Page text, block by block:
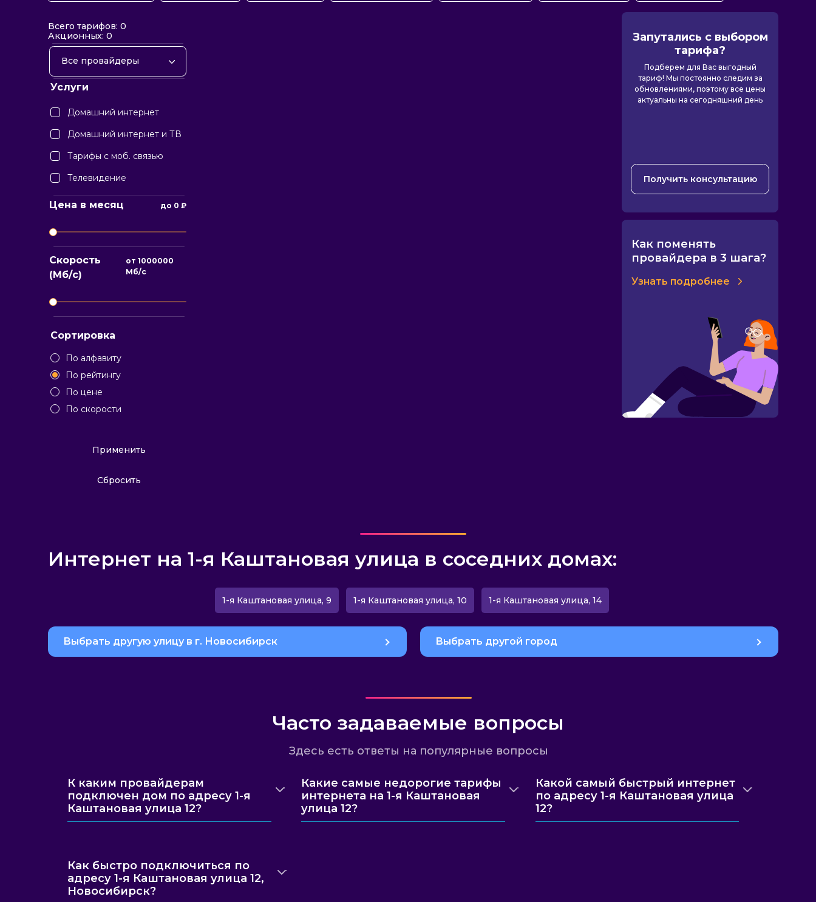
Всего тарифов: 0
Акционных: 0
Все провайдеры
Услуги
Домашний интернет
Домашний интернет и ТВ
Тарифы с моб. связью
Телевидение
Цена в месяц до 0 ₽
Скорость
(Мб/с)
от1000000
Мб/с
Сортировка
По алфавиту
По рейтингу
По цене
По скорости
Применить
Сбросить
Запутались с выбором
тарифа?
Подберем для Вас выгодный
тариф! Мы постоянно следим за
обновлениями, поэтому все цены
актуальны на сегодняшний день
Получить консультацию
Как поменять
провайдера в 3 шага?
Узнать подробнее
Интернет на 1-я Каштановая улица в соседних домах:
1-я Каштановая улица, 9 1-я Каштановая улица, 10 1-я Каштановая улица, 14
Выбрать другую улицу в г. Новосибирск Выбрать другой город
Часто задаваемые вопросы
Здесь есть ответы на популярные вопросы
К каким провайдерам
подключен дом по адресу 1-я
Каштановая улица 12?
Какие самые недорогие тарифы
интернета на 1-я Каштановая
улица 12?
Какой самый быстрый интернет
по адресу 1-я Каштановая улица
12?
Как быстро подключиться по
адресу 1-я Каштановая улица 12,
Новосибирск?